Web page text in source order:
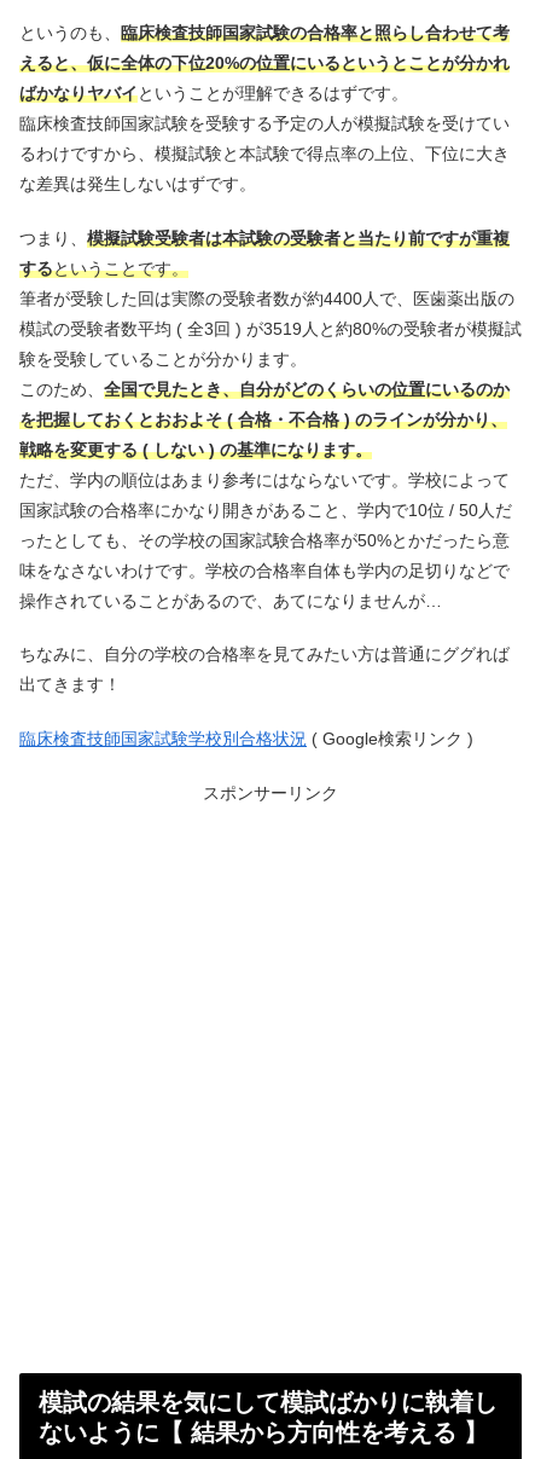
というのも、 臨床検査技師国家試験の合格率と照らし合わせて考
えると、仮に全体の下位20%の位置にいるというとことが分かれ
ばかなりヤバイということが理解できるはずです。
臨床検査技師国家試験を受験する予定の人が模擬試験を受けてい
るわけですから、模擬試験と本試験で得点率の上位、下位に大き
な差異は発生しないはずです。
つまり、 模擬試験受験者は本試験の受験者と当たり前ですが重複
するということです。
筆者が受験した回は実際の受験者数が約4400人で、医歯薬出版の
模試の受験者数平均 ( 全3回 ) が3519人と約80%の受験者が模擬試
験を受験していることが分かります。
このため、 全国で見たとき、自分がどのくらいの位置にいるのか
を把握しておくとおおよそ ( 合格・不合格 ) のラインが分かり、
戦略を変更する ( しない ) の基準になります。
ただ、学内の順位はあまり参考にはならないです。学校によって
国家試験の合格率にかなり開きがあること、学内で10位 / 50人だ
ったとしても、その学校の国家試験合格率が50%とかだったら意
味をなさないわけです。学校の合格率自体も学内の足切りなどで
操作されていることがあるので、あてになりませんが…
ちなみに、自分の学校の合格率を見てみたい方は普通にググれば
出てきます！
臨床検査技師国家試験学校別合格状況 ( Google検索リンク )
スポンサーリンク
模試の結果を気にして模試ばかりに執着し
ないように【 結果から方向性を考える 】